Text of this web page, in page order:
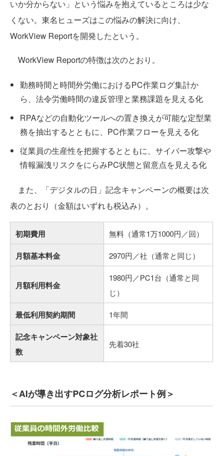
いか分からない」という悩みを抱えているところは少な
くない。東名ヒューズはこの悩みの解決に向け、
WorkView Reportを開発したという。
WorkView Reportの特徴は次のとおり。
勤務時間と時間外労働におけるPC作業ログ集計か
ら、法令労働時間の違反管理と業務課題を見える化
RPAなどの自動化ツールへの置き換えが可能な定型業
務を抽出するとともに、PC作業フローを見える化
従業員の生産性を把握するとともに、サイバー攻撃や
情報漏洩リスクをにらみPC状態と留意点を見える化
また、「デジタルの日」記念キャンペーンの概要は次
表のとおり（金額はいずれも税込み）。
初期費用 無料（通常1万1000円／回）
月額基本料金 2970円／社（通常と同じ）
月額利用料金
1980円／PC1台（通常と同
じ）
最低利用契約期間 1年間
記念キャンペーン対象社
数
先着30社
＜AIが導き出すPCログ分析レポート例＞